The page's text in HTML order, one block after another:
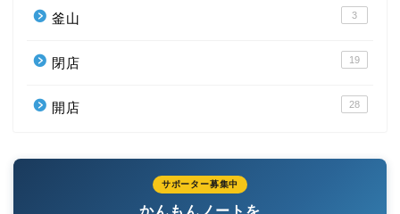
釜山 3
閉店 19
開店 28
サポーター募集中
かんもんノートを